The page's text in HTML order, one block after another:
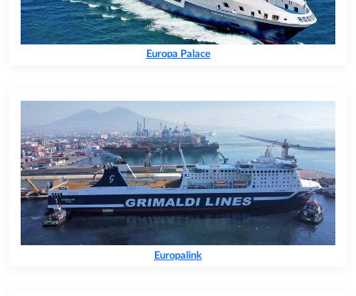
Europa Palace
Europalink